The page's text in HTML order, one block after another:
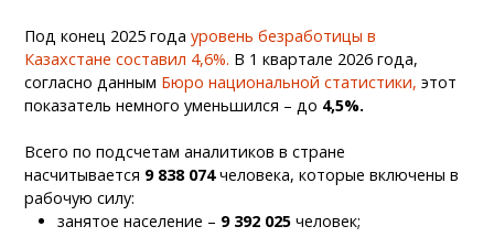
Под конец 2025 годауровень безработицы в
Казахстане составил 4,6%. В 1 квартале 2026 года,
согласно данным Бюро национальной статистики, этот
показатель немного уменьшился – до 4,5%.
Всего по подсчетам аналитиков в стране
насчитывается 9 838 074человека, которые включены в
рабочую силу:
занятое население – 9 392 025 человек;